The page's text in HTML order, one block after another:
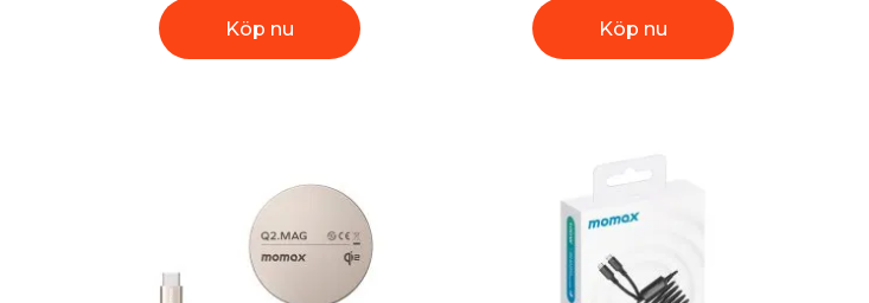
Köp nu Köp nu